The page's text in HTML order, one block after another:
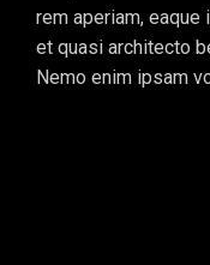
rem aperiam,
et quasi architecto
Nemo enim ipsam